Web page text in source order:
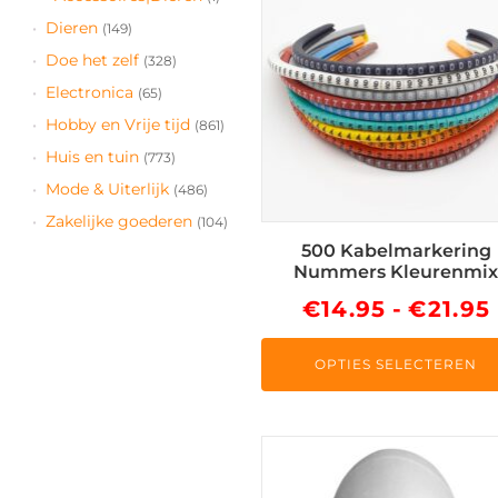
Dieren (149)
Doe het zelf (328)
Electronica (65)
Hobby en Vrije tijd (861)
Huis en tuin (773)
Mode & Uiterlijk (486)
Zakelijke goederen (104)
500 Kabelmarkering
Nummers Kleurenmix
€14.95 - €21.95
OPTIES SELECTEREN
meerdere
variaties.
Deze
optie
productpagina